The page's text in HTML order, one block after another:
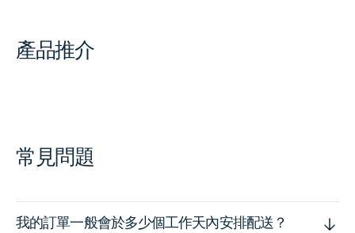
產品推介
常見問題
我的訂單一般會於多少個工作天內安排配送？